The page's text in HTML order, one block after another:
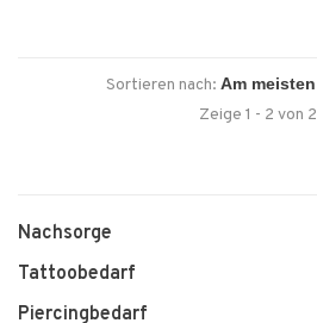
Sortieren nach:
Zeige 1 - 2 von 2
Nachsorge
Tattoobedarf
Piercingbedarf